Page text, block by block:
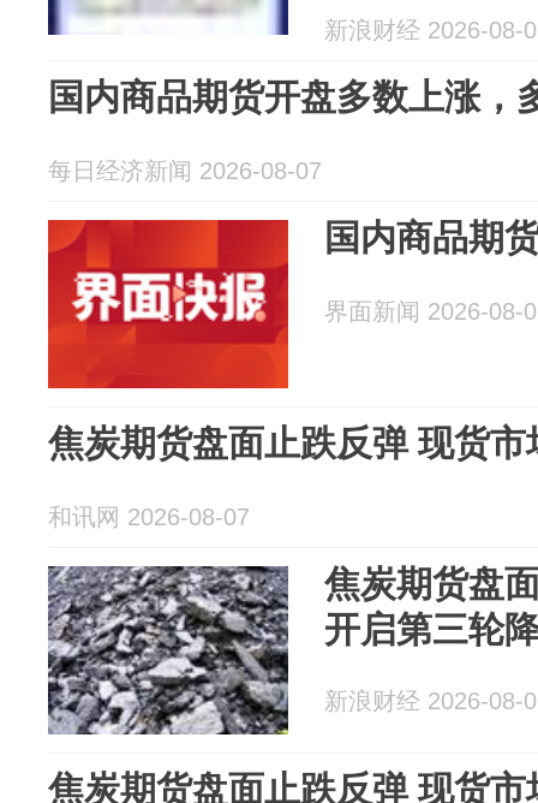
碍
新浪财经 2026-08-
国内商品期货开盘多数上涨，
每日经济新闻 2026-08-07
国内商品期
界面新闻 2026-08-
焦炭期货盘面止跌反弹 现货
和讯网 2026-08-07
焦炭期货盘
开启第三轮
新浪财经 2026-08-
焦炭期货盘面止跌反弹 现货